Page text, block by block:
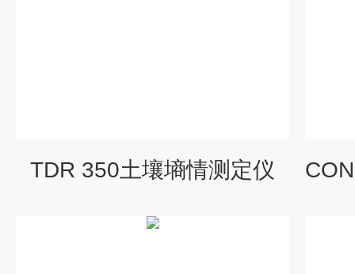
TDR 350土壤墒情测定仪